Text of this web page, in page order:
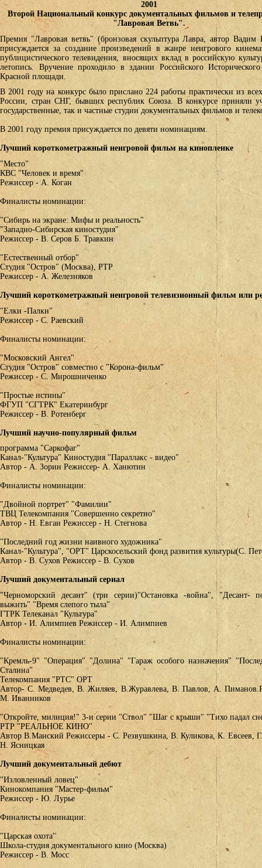
2001
Второй Национальный конкурс документальных фильмов и
"Лавровая Ветвь".
Премия "Лавровая ветвь" (бронзовая скульптура Лавра, автор Вадим
присуждается за создание произведений в жанре неигрового
публицистического телевидения, вносящих вклад в российскую
летопись. Вручение проходило в здании Российского
Красной площади.
В 2001 году на конкурс было прислано 224 работы практически из
России, стран СНГ, бывших республик Союза. В конкурсе приняли
государственные, так и частные студии документальных фильмов и
В 2001 году премия присуждается по девяти номинациям.
Лучший короткометражный неигровой фильм на кинопленке
"Место"
КВС "Человек и время"
Режиссер - А. Коган
Финалисты номинации:
"Сибирь на экране: Мифы и реальность"
"Западно-Сибирская киностудия"
Режиссер - В. Серов Б. Травкин
"Естественный отбор"
Студия "Остров" (Москва), РТР
Режиссер - А. Железняков
Лучший короткометражный неигровой телевизионный фильм или
"Елки -Палки"
Режиссер - С. Раевский
Финалисты номинации:
"Московский Ангел"
Студия "Остров" совместно с "Корона-фильм"
Режиссер - С. Мирошниченко
"Простые истины"
ФГУП "СГТРК" Екатеринбург
Режиссер - В. Ротенберг
Лучший научно-популярный фильм
программа "Саркофаг"
Канал-"Культура" Киностудия "Параллакс - видео"
Автор - А. Зорин Режиссер- А. Ханютин
Финалисты номинации:
"Двойной портрет" "Фамилии"
ТВЦ Телекомпания "Совершенно секретно"
Автор - Н. Евган Режиссер - Н. Стегнова
"Последний год жизни наивного художника"
Канал-"Культура", "ОРТ" Царскосельский фонд развития культуры(С.
Автор - В. Сухов Режиссер - В. Сухов
Лучший документальный сериал
"Черноморский десант" (три серии)"Остановка -война", "Десант-
выжить" "Время слепого тыла"
ГТРК Телеканал "Культура"
Автор - И. Алимпиев Режиссер - И. Алимпиев
Финалисты номинации:
"Кремль-9" "Операция" "Долина" "Гараж особого назначения"
Сталина"
Телекомпания "РТС" ОРТ
Автор- С. Медведев, В. Жиляев, В.Журавлева, В. Павлов, А.
М. Иванников
"Откройте, милиция!" 3-и серии "Ствол" "Шаг с крыши" "Тихо падал
РТР "РЕАЛЬНОЕ КИНО"
Автор В.Манский Режиссеры - С. Резвушкина, В. Куликова, К. Евсеев,
Н. Ясницкая
Лучший документальный дебют
"Изловленный ловец"
Кинокомпания "Мастер-фильм"
Режиссер - Ю. Лурье
Финалисты номинации:
"Царская охота"
Школа-студия документального кино (Москва)
Режиссер - В. Мосс